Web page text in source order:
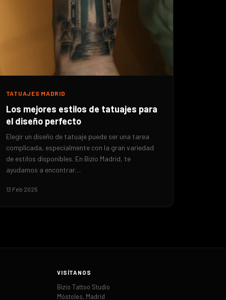
TATUAJES MADRID
Los mejores estilos de tatuajes para
el diseño perfecto
Elegir un diseño de tatuaje puede ser una tarea
complicada, especialmente con la gran variedad
de estilos disponibles. En Bizio Madrid, te
ayudamos a encontrar…
13 Feb 2025
VISÍTANOS
Bizio Tattoo Studio
Móstoles, Madrid